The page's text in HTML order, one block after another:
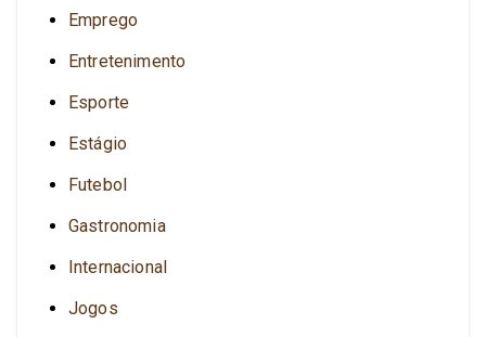
Emprego
Entretenimento
Esporte
Estágio
Futebol
Gastronomia
Internacional
Jogos